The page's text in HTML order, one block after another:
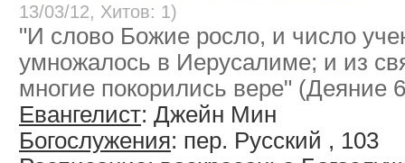
13/03/12, Хитов: 1)
"И слово Божие росло, и число
умножалось в Иерусалиме; и из
многие покорились вере" (Деяние
Евангелист: Джейн Мин
Богослужения: пер. Русский , 103